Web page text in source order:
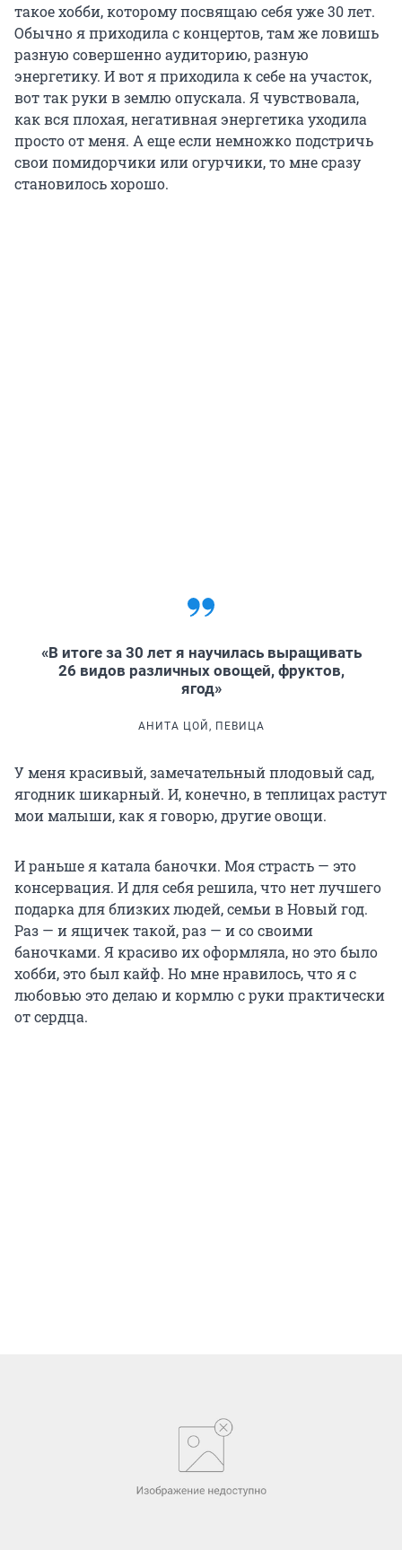
такое хобби, которому посвящаю себя уже 30 лет.
Обычно я приходила с концертов, там же ловишь
разную совершенно аудиторию, разную
энергетику. И вот я приходила к себе на участок,
вот так руки в землю опускала. Я чувствовала,
как вся плохая, негативная энергетика уходила
просто от меня. А еще если немножко подстричь
свои помидорчики или огурчики, то мне сразу
становилось хорошо.
«В итоге за 30 лет я научилась выращивать
26 видов различных овощей, фруктов,
ягод»
АНИТА ЦОЙ, ПЕВИЦА
У меня красивый, замечательный плодовый сад,
ягодник шикарный. И, конечно, в теплицах растут
мои малыши, как я говорю, другие овощи.
И раньше я катала баночки. Моя страсть — это
консервация. И для себя решила, что нет лучшего
подарка для близких людей, семьи в Новый год.
Раз — и ящичек такой, раз — и со своими
баночками. Я красиво их оформляла, но это было
хобби, это был кайф. Но мне нравилось, что я с
любовью это делаю и кормлю с руки практически
от сердца.